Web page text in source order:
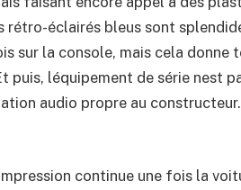
rétro-éclairés bleus sont
sur la console, mais cela
puis, léquipement de série nest
audio propre au
continue une fois la